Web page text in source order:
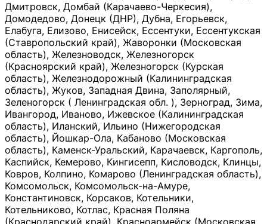
Дмитровск, Домбай (Карачаево-Черкесия),
Домодедово, Донецк (ДНР), Дубна, Егорьевск,
Елабуга, Елизово, Енисейск, Ессентуки, Ессентукская
(Ставропольский край), Жаворонки (Московская
область), Железноводск, Железногорск
(Красноярский край), Железногорск (Курская
область), Железнодорожный (Калининградская
область), Жуков, Западная Двина, Заполярный,
Зеленогорск ( Ленинградская обл. ), Зерноград, Зима,
Ивангород, Иваново, Ижевское (Калининградская
область), Иланский, Ильино (Нижегородская
область), Йошкар-Ола, Кабаново (Московская
область), Каменск-Уральский, Карачаевск, Каргополь,
Каспийск, Кемерово, Кингисепп, Кисловодск, Клинцы,
Ковров, Колпино, Комарово (Ленинградская область),
Комсомольск, Комсомольск-на-Амуре,
Константиновск, Корсаков, Котельники,
Котельниково, Котлас, Красная Поляна
(Краснодарский край), Красноармейск (Московская